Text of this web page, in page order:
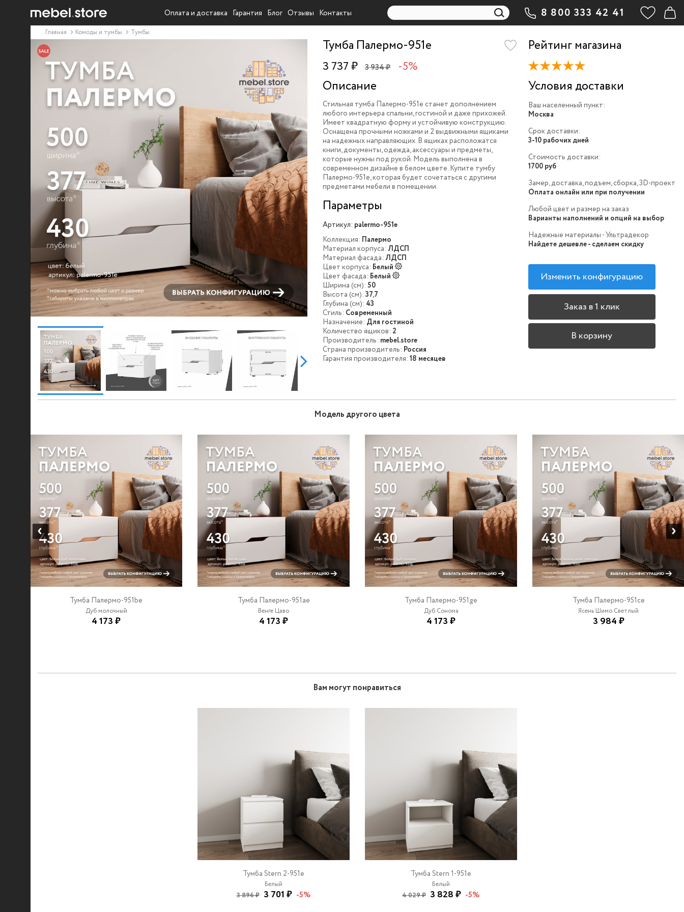
Оплата и доставка Гарантия Блог Отзывы Контакты 8 800 333 42 41
© 2021-2026 mebel.store
Главная Комоды и тумбы Тумбы
Тумба Палермо-951e
3 737 ₽ 3 934 ₽ -5%
Описание
Стильная тумба Палермо-951e станет дополнением
любого интерьера спальни, гостиной и даже прихожей.
Имеет квадратную форму и устойчивую конструкцию.
Оснащена прочными ножками и 2 выдвижными ящиками
на надежных направляющих. В ящиках расположатся
книги, документы, одежда, аксессуары и предметы,
которые нужны под рукой. Модель выполнена в
современном дизайне в белом цвете. Купите тумбу
Палермо-951e, которая будет сочетаться с другими
предметами мебели в помещении.
Параметры
Артикул: palermo-951e
Коллекция: Палермо
Материал корпуса: ЛДСП
Материал фасада: ЛДСП
Цвет корпуса: Белый
Цвет фасада: Белый
Ширина (см): 50
Высота (см): 37,7
Глубина (см): 43
Стиль: Современный
Назначение: Для гостиной
Количество ящиков: 2
Производитель: mebel.store
Страна производитель: Россия
Гарантия производителя: 18 месяцев
Рейтинг магазина
Условия доставки
Ваш населенный пункт:
Москва
Срок доставки:
3-10 рабочих дней
Стоимость доставки:
1700 руб
Замер, доставка, подъем, сборка, 3D-проект
Оплата онлайн или при получении
Любой цвет и размер на заказ
Варианты наполнений и опций на выбор
Надежные материалы - Ультрадекор
Найдете дешевле - сделаем скидку
Изменить конфигурацию
Заказ в 1 клик
В корзину
Модель другого цвета
Тумба Палермо-951be
Дуб молочный
4 173 ₽
Тумба Палермо-951ae
Венге Цаво
4 173 ₽
Тумба Палермо-951ge
Дуб Сонома
4 173 ₽
Тумба Палермо-951ce
Ясень Шимо Светлый
3 984 ₽
Вам могут понравиться
Тумба Stern 2-951e
Белый
3 896 ₽ 3 701 ₽ -5%
Тумба Stern 1-951e
Белый
4 029 ₽ 3 828 ₽ -5%